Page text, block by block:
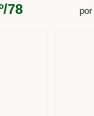
78 por